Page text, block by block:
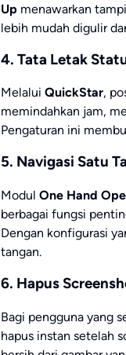
Up menawarkan
lebih mudah digulir
4. Tata Letak
Melalui QuickStar,
memindahkan jam,
Pengaturan ini
5. Navigasi Satu
Modul One Hand
berbagai fungsi
Dengan konfigurasi
tangan.
6. Hapus
Bagi pengguna yang
hapus instan setelah